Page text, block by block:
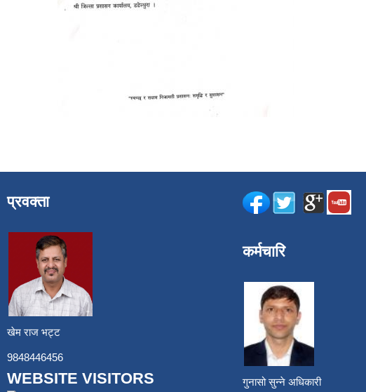
प्रवक्ता
खेम राज भट्ट
9848446456
WEBSITE VISITORS
कर्मचारि
गुनासो सुन्ने अधिकारी